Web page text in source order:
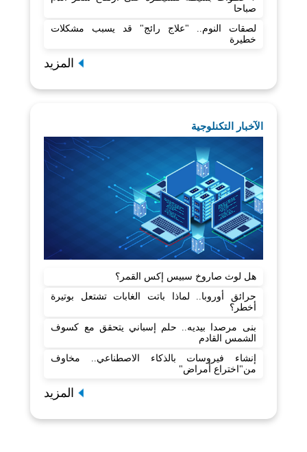
صباحا
لصقات النوم.. "علاج رائج" قد يسبب مشكلات
خطيرة
المزيد
الآخبار التكنلوجية
هل لوث صاروخ سبيس إكس القمر؟
حرائق أوروبا.. لماذا باتت الغابات تشتعل بوتيرة
أخطر؟
بنى مرصدا بيديه.. حلم إسباني يتحقق مع كسوف
الشمس القادم
إنشاء فيروسات بالذكاء الاصطناعي.. مخاوف
من"اختراع أمراض"
المزيد